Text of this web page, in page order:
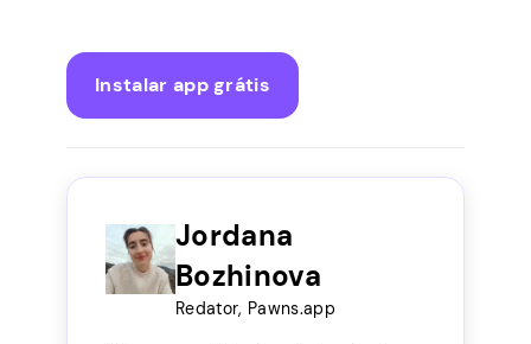
Instalar app grátis
Jordana
Bozhinova
Redator, Pawns.app